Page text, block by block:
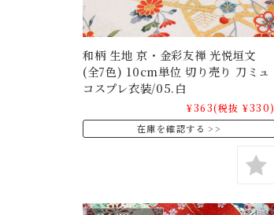
和柄 生地 京・金彩友禅 光悦垣文
(全7色) 10cm単位 切り売り 刀ミュ
コスプレ衣装/05.白
¥363(税抜 ¥330)
在庫を確認する